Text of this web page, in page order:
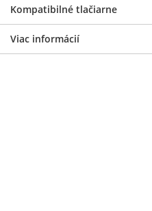
Kompatibilné tlačiarne
Viac informácií